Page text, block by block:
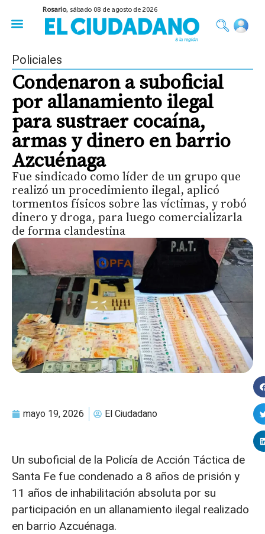
Rosario, sábado 08 de agosto de 2026
Policiales
Condenaron a suboficial
por allanamiento ilegal
para sustraer cocaína,
armas y dinero en barrio
Azcuénaga
Fue sindicado como líder de un grupo que
realizó un procedimiento ilegal, aplicó
tormentos físicos sobre las víctimas, y robó
dinero y droga, para luego comercializarla
de forma clandestina
mayo 19, 2026 El Ciudadano
Un suboficial de la Policía de Acción Táctica de
Santa Fe fue condenado a 8 años de prisión y
11 años de inhabilitación absoluta por su
participación en un allanamiento ilegal realizado
en barrio Azcuénaga.